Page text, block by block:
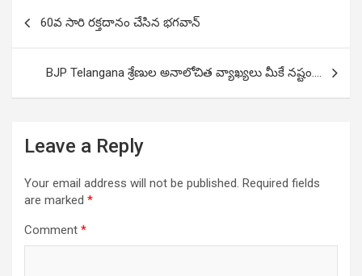
navigation
60వ సారి రక్తదానం చేసిన భగవాన్
BJP Telangana శ్రేణుల అనాలోచిత వ్యాఖ్యలు మీకే నష్టం….
Leave a Reply
Your email address will not be published. Required fields
are marked *
Comment *